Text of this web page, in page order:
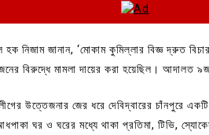
নিজাম জানান, ‘মোকাম কুমিল্লার বিজ্ঞ দ্রুত বিচার
বিরুদ্ধে মামলা দায়ের করা হয়েছিল। আদালত
উত্তেজনার জের ধরে দেবিদ্বারের চাঁনপুরে একটি
ঘর ও ঘরের মধ্যে থাকা প্রতিমা, টিভি,